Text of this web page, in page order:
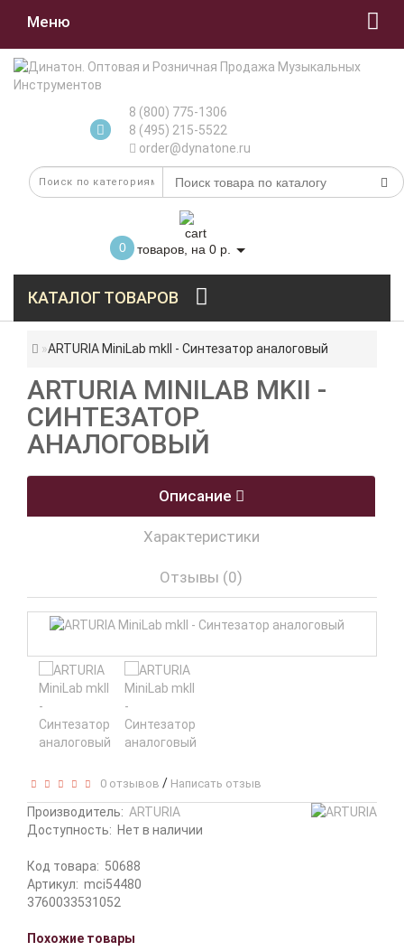
Меню
8 (800) 775-1306
8 (495) 215-5522
order@dynatone.ru
0 товаров, на 0 р.
КАТАЛОГ ТОВАРОВ
ARTURIA MiniLab mkII - Синтезатор аналоговый
ARTURIA MINILAB MKII -
СИНТЕЗАТОР
АНАЛОГОВЫЙ
Описание
Характеристики
Отзывы (0)
0 отзывов / Написать отзыв
Производитель: ARTURIA
Доступность: Нет в наличии
Код товара: 50688
Артикул: mci54480
3760033531052
Похожие товары